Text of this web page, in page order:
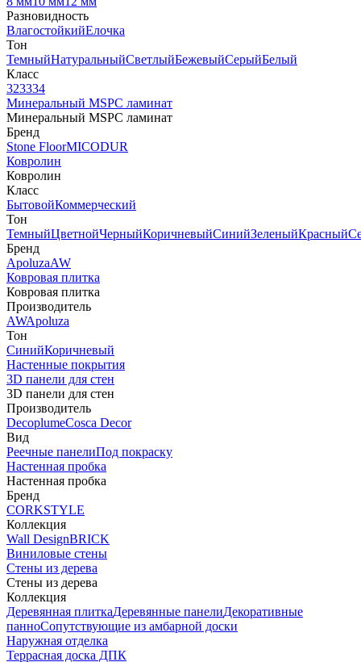
Разновидность
ВлагостойкийЕлочка
Тон
ТемныйНатуральныйСветлыйБежевыйСерыйБелый
Класс
323334
Минеральный MSPC ламинат
Минеральный MSPC ламинат
Бренд
Stone FloorMICODUR
Ковролин
Ковролин
Класс
БытовойКоммерческий
Тон
ТемныйЦветнойЧерныйКоричневыйСинийЗеленыйКрасный
Бренд
ApoluzaAW
Ковровая плитка
Ковровая плитка
Производитель
AWApoluza
Тон
СинийКоричневый
Настенные покрытия
3D панели для стен
3D панели для стен
Производитель
DecoplumeCosca Decor
Вид
Реечные панелиПод покраску
Настенная пробка
Настенная пробка
Бренд
CORKSTYLE
Коллекция
Wall DesignBRICK
Виниловые стены
Стены из дерева
Стены из дерева
Коллекция
Деревянная плиткаДеревянные панелиДекоративные
панноСопутствующие из амбарной доски
Наружная отделка
Террасная доска ДПК